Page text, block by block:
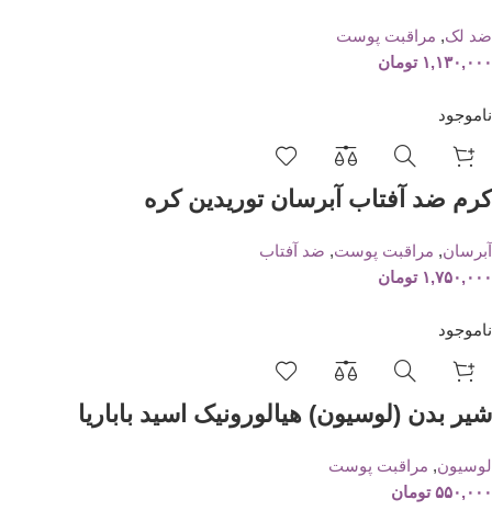
ضد لک, مراقبت پوست
۱,۱۳۰,۰۰۰ تومان
ناموجود
کرم ضد آفتاب آبرسان توریدین کره
آبرسان, مراقبت پوست, ضد آفتاب
۱,۷۵۰,۰۰۰ تومان
ناموجود
شیر بدن (لوسیون) هیالورونیک اسید باباریا
لوسیون, مراقبت پوست
۵۵۰,۰۰۰ تومان